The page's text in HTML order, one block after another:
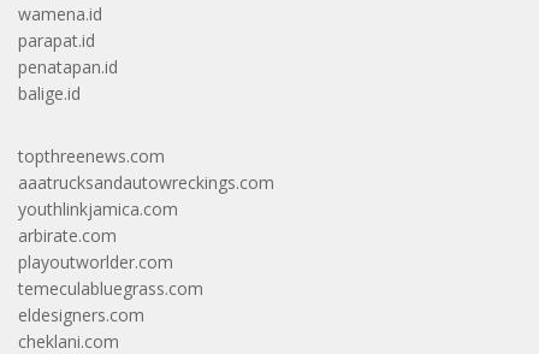
wamena.id
parapat.id
penatapan.id
balige.id
topthreenews.com
aaatrucksandautowreckings.com
youthlinkjamica.com
arbirate.com
playoutworlder.com
temeculabluegrass.com
eldesigners.com
cheklani.com